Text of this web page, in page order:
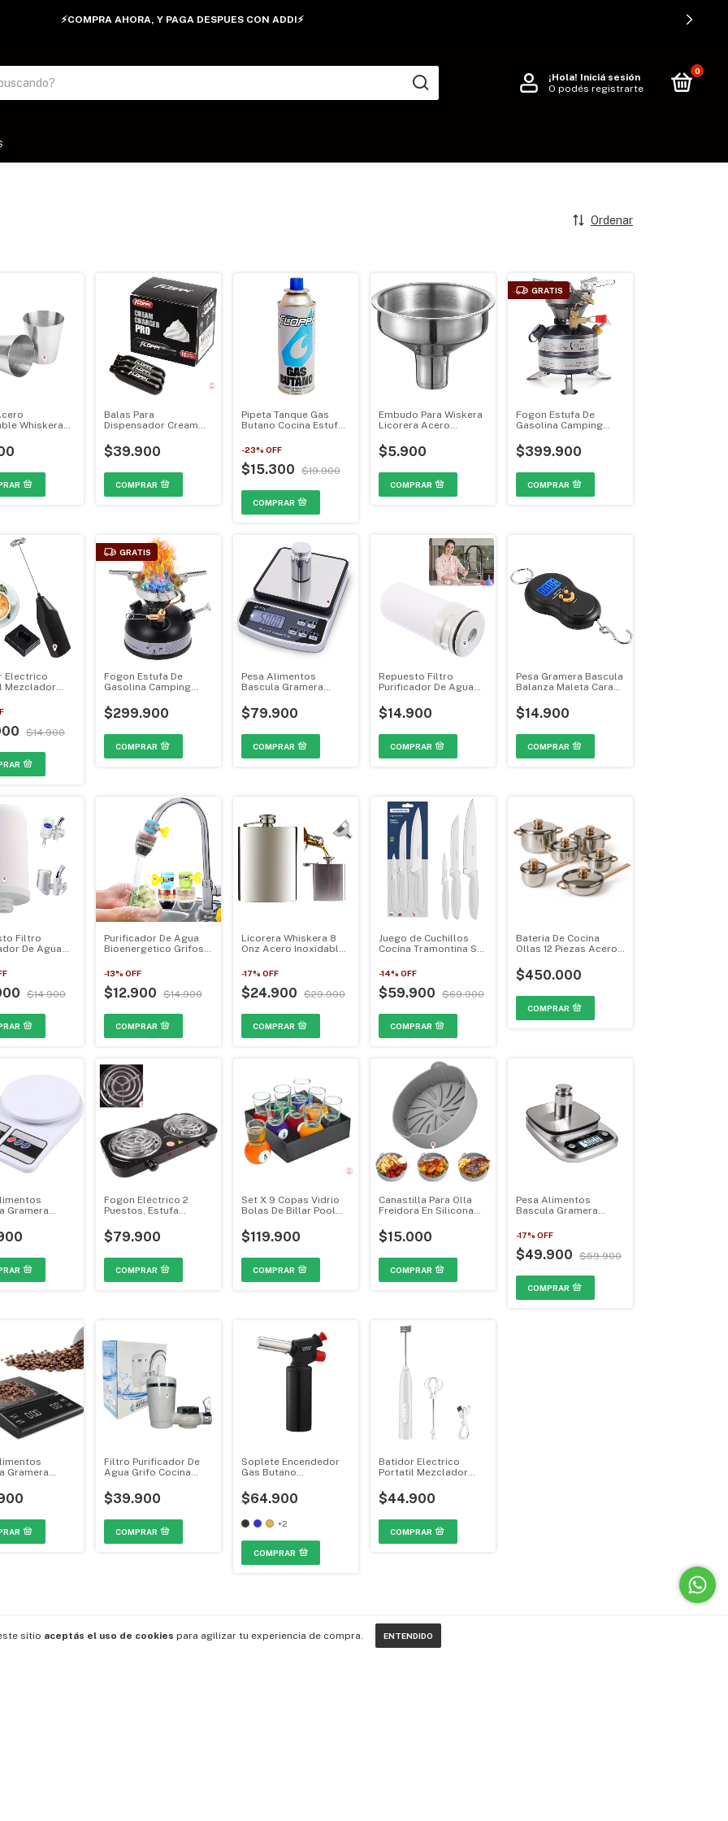
⚡COMPRA AHORA, Y PAGA DESPUES CON ADDI⚡
¡Hola! Iniciá sesión
O podés registrarte
0
sitio aceptás el uso de cookies para agilizar tu experiencia de compra. ENTENDIDO
Ordenar
Whiskera
25ML
Balas Para
Dispensador Cream
Chantilly X 12 Capsulas
Pipetas FL-CH01
$39.900
Pipeta Tanque Gas
Butano Cocina Estufa
-23% OFF
$15.300 $19.900
Embudo Para Wiskera
Licorera Acero
$5.900
GRATIS
Fogon Estufa De
Gasolina Camping
BRS12A MGH-0019
$399.900
Electrico
Mezclador
$14.900
GRATIS
Fogon Estufa De
Gasolina Camping
0023
$299.900
Pesa Alimentos
Bascula Gramera
QZ-157A MGH-0110
$79.900
Repuesto Filtro
Purificador De Agua
Ceramica ZSW-
010A/010B
$14.900
Pesa Gramera Bascula
Balanza Maleta Cara
$14.900
Filtro
De Agua
814A
$14.900
Purificador De Agua
Bioenergetico Grifos
-13% OFF
$12.900 $14.900
Licorera Whiskera 8
Onz Acero Inoxidable
MJ087E
-17% OFF
$24.900 $29.900
Juego de Cuchillos
Cocina Tramontina Set
-14% OFF
$59.900 $69.900
Bateria De Cocina
Ollas 12 Piezas Acero
Induccion
$450.000
Gramera
Fogon Eléctrico 2
Puestos, Estufa
Temperatura 2000W
$79.900
Set X 9 Copas Vidrio
Bolas De Billar Pool
$119.900
Canastilla Para Olla
Freidora En Silicona
$15.000
Pesa Alimentos
Bascula Gramera
SH131 MGH-0107
-17% OFF
$49.900 $59.900
Gramera
0105
Filtro Purificador De
Agua Grifo Cocina
Lavable MGH-0390
$39.900
Soplete Encendedor
Gas Butano
Flameador BS-620
$64.900
+2
COMPRAR
Batidor Electrico
Portatil Mezclador
MGH-0092
$44.900